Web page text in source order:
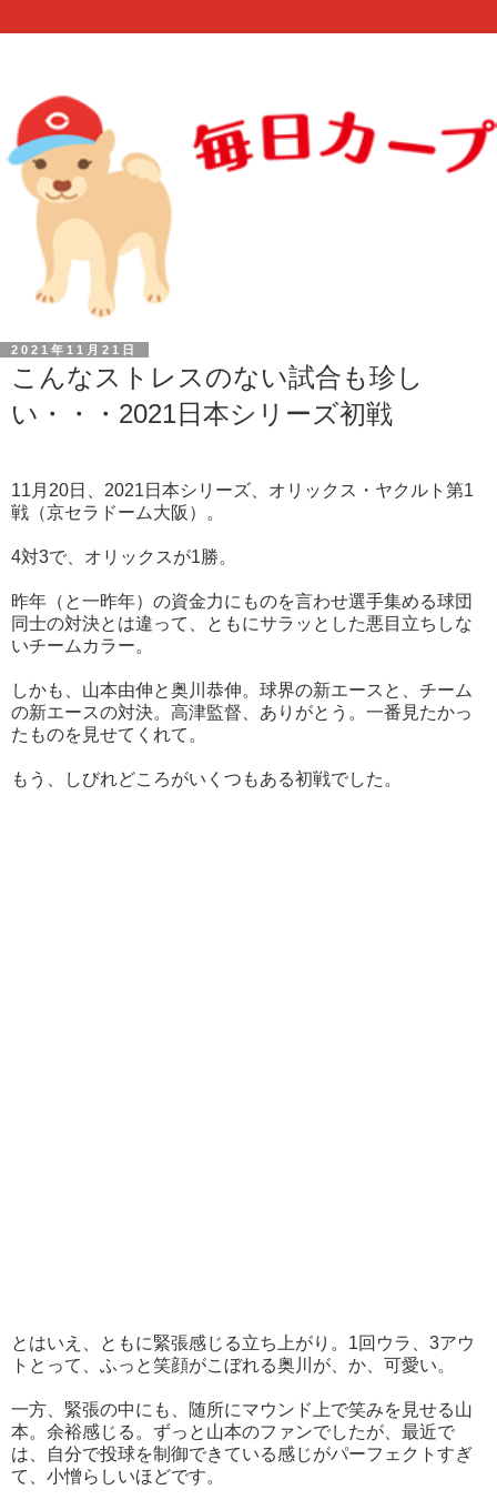
2021年11月21日
こんなストレスのない試合も珍し
い・・・2021日本シリーズ初戦
11月20日、2021日本シリーズ、オリックス・ヤクルト第1
戦（京セラドーム大阪）。
4対3で、オリックスが1勝。
昨年（と一昨年）の資金力にものを言わせ選手集める球団
同士の対決とは違って、ともにサラッとした悪目立ちしな
いチームカラー。
しかも、山本由伸と奥川恭伸。球界の新エースと、チーム
の新エースの対決。高津監督、ありがとう。一番見たかっ
たものを見せてくれて。
もう、しびれどころがいくつもある初戦でした。
とはいえ、ともに緊張感じる立ち上がり。1回ウラ、3アウ
トとって、ふっと笑顔がこぼれる奥川が、か、可愛い。
一方、緊張の中にも、随所にマウンド上で笑みを見せる山
本。余裕感じる。ずっと山本のファンでしたが、最近で
は、自分で投球を制御できている感じがパーフェクトすぎ
て、小憎らしいほどです。